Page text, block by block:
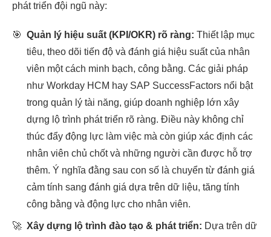
phát triển đội ngũ này:
🎯 Quản lý hiệu suất (KPI/OKR) rõ ràng: Thiết lập mục
tiêu, theo dõi tiến độ và đánh giá hiệu suất của nhân
viên một cách minh bạch, công bằng. Các giải pháp
như Workday HCM hay SAP SuccessFactors nổi bật
trong quản lý tài năng, giúp doanh nghiệp lớn xây
dựng lộ trình phát triển rõ ràng. Điều này không chỉ
thúc đẩy động lực làm việc mà còn giúp xác định các
nhân viên chủ chốt và những người cần được hỗ trợ
thêm. Ý nghĩa đằng sau con số là chuyển từ đánh giá
cảm tính sang đánh giá dựa trên dữ liệu, tăng tính
công bằng và động lực cho nhân viên.
🚀 Xây dựng lộ trình đào tạo & phát triển: Dựa trên dữ